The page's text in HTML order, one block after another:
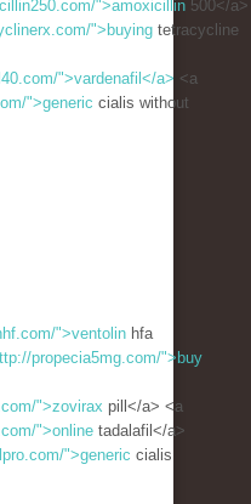
">amoxicillin 500</a>
">buying tetracycline
">vardenafil</a> <a
">generic cialis without
">ventolin hfa
propecia5mg.com/">buy
">zovirax pill</a> <a
">online tadalafil</a>
">generic cialis